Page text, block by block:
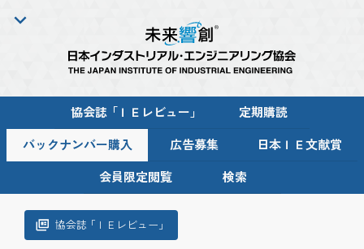
協会誌「 ＩＥレビュー 」 定期購読
バックナンバー購入 広告募集 日本ＩＥ文献賞
会員限定閲覧 検索
協会誌「 ＩＥレビュー 」